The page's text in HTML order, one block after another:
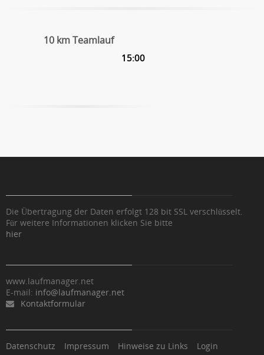
10 km Teamlauf
15:00
Die Übertragung der Daten erfolgt 128 bit SSL verschlüsselt.
Für weitere Informationen klicken Sie bitte
hier
www.laufmanager.net
E-mail: info@laufmanager.net
Kontaktformular
Datenschutz Impressum Hinweise zu Links Login